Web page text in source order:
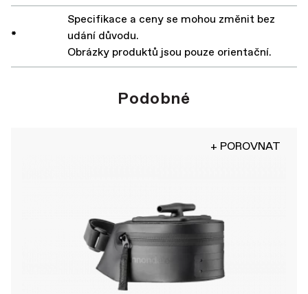
*
Specifikace a ceny se mohou změnit bez
udání důvodu.
Obrázky produktů jsou pouze orientační.
Podobné
+ POROVNAT